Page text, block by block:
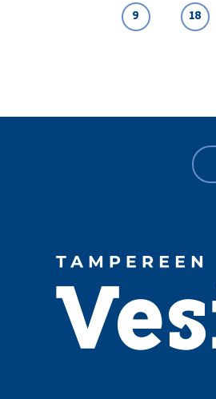
9 18